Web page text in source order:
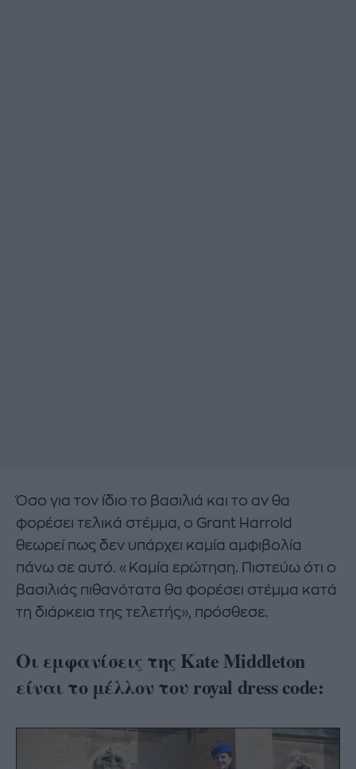
Όσο για τον ίδιο το βασιλιά και το αν θα
φορέσει τελικά στέμμα, ο Grant Harrold
θεωρεί πως δεν υπάρχει καμία αμφιβολία
πάνω σε αυτό. «Καμία ερώτηση. Πιστεύω ότι ο
βασιλιάς πιθανότατα θα φορέσει στέμμα κατά
τη διάρκεια της τελετής», πρόσθεσε.
Οι εμφανίσεις της Kate Middleton
είναι το μέλλον του royal dress code: